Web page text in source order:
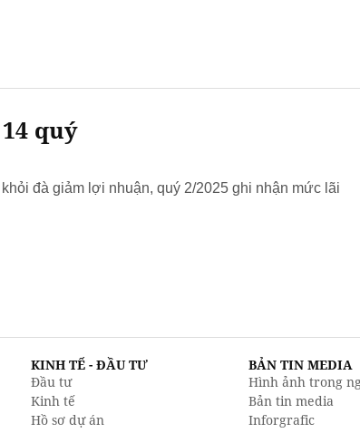
quý
đà giảm lợi nhuận, quý 2/2025 ghi nhận mức lãi
KINH TẾ - ĐẦU TƯ
Đầu tư
Kinh tế
Hồ sơ dự án
BẢN TIN MEDIA
Hình ảnh trong
Bản tin media
Inforgrafic